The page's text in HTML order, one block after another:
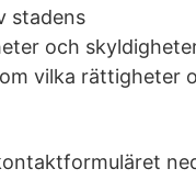
stadens
och
vilka rättigheter